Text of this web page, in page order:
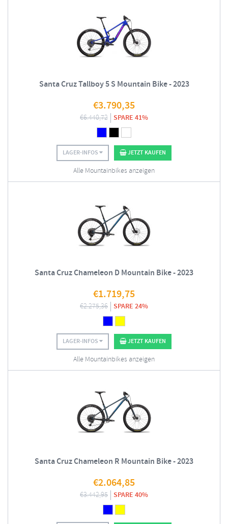
Santa Cruz Tallboy 5 S Mountain Bike - 2023
€3.790,35
€6.440,72 SPARE 41%
LAGER-INFOS JETZT KAUFEN
Alle Mountainbikes anzeigen
Santa Cruz Chameleon D Mountain Bike - 2023
€1.719,75
€2.275,36 SPARE 24%
LAGER-INFOS JETZT KAUFEN
Alle Mountainbikes anzeigen
Santa Cruz Chameleon R Mountain Bike - 2023
€2.064,85
€3.442,95 SPARE 40%